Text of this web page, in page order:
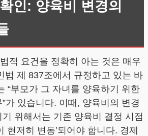
인: 양육비 변경의
적 요건을 정확히 아는 것은 매우
법 제 837조에서 규정하고 있는 바
“부모가 그 자녀를 양육하기 위한
가 있습니다. 이때, 양육비의 변경
위해서는 기존 양육비 결정 시점
현저히 변동’되어야 합니다. 경제